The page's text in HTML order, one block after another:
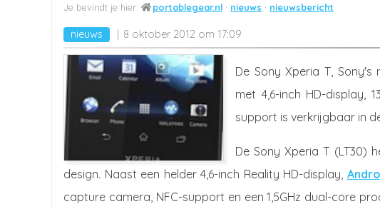
portablegear.nl nieuws nieuwsbericht
nieuws 8 oktober 2012 om 17:09
De Sony Xperia T, Sony's
met 4,6-inch HD-display,
support is verkrijgbaar in
De Sony Xperia T (LT30)
design. Naast een helder 4,6-inch Reality HD-display,
capture camera, NFC-support en een 1,5GHz dual-core